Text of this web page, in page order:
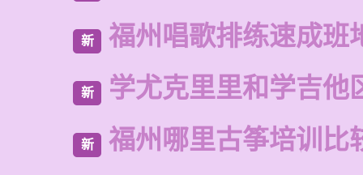
新 福州唱歌排练速成班
新 学尤克里里和学吉他
新 福州哪里古筝培训比